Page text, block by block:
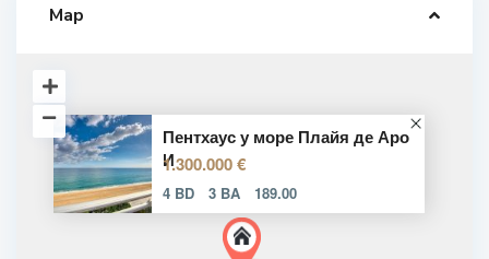
Map
Пентхаус у море Плайя де Аро
И
1.300.000 €
4 BD 3 BA 189.00